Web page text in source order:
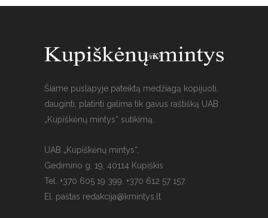
Šiame puslapyje pateiktą medžiagą kopijuoti,
dauginti, platinti galima tik gavus raštišką UAB
„Kupiškėnų mintys“ sutikimą.
UAB „Kupiškėnų mintys“,
Gedimino g. 19, 40114 Kupiškis
Tel. +370 605 19 399, +370 612 57 157.
El. paštas redakcija@kmintys.lt